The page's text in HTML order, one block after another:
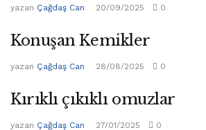
yazan Çağdaş Can 20/09/2025 0
Konuşan Kemikler
yazan Çağdaş Can 28/08/2025 0
Kırıklı çıkıklı omuzlar
yazan Çağdaş Can 27/01/2025 0